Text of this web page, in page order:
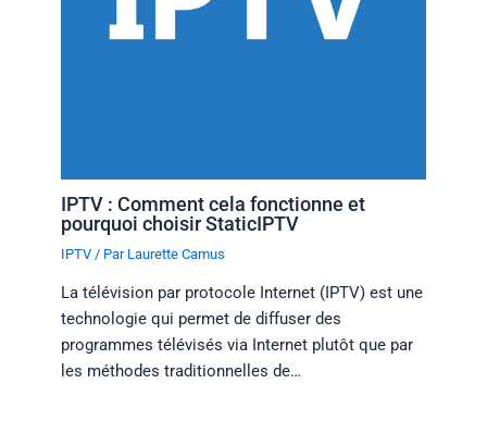
IPTV : Comment cela fonctionne et
pourquoi choisir StaticIPTV
IPTV / Par Laurette Camus
La télévision par protocole Internet (IPTV) est une
technologie qui permet de diffuser des
programmes télévisés via Internet plutôt que par
les méthodes traditionnelles de…